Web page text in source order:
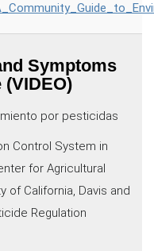
Symptoms
por pesticidas
Control System in
for Agricultural
of California, Davis and
Regulation